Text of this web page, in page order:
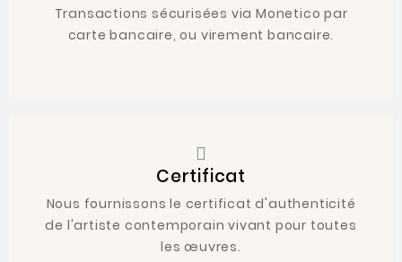
Transactions sécurisées via Monetico par
carte bancaire, ou virement bancaire.
Certificat
Nous fournissons le certificat d'authenticité
de l'artiste contemporain vivant pour toutes
les œuvres.